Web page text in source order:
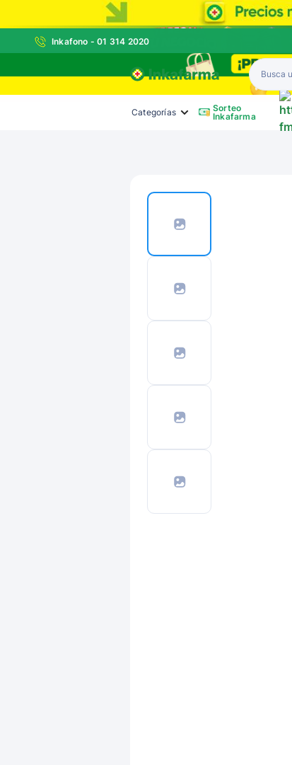
Inkafono - 01 314 2020
Categorías
Sorteo
Inkafarma